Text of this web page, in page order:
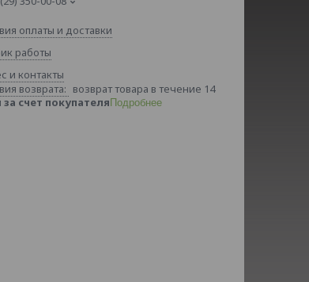
оплаты и доставки
работы
и контакты
возврат товара в течение 14
за счет покупателя Подробнее